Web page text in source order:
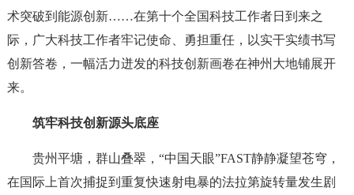
术突破到能源创新……在第十个全国科技工作者日到来之
际，广大科技工作者牢记使命、勇担重任，以实干实绩书写
创新答卷，一幅活力迸发的科技创新画卷在神州大地铺展开
来。
筑牢科技创新源头底座
贵州平塘，群山叠翠，“中国天眼”FAST静静凝望苍穹，
在国际上首次捕捉到重复快速射电暴的法拉第旋转量发生剧